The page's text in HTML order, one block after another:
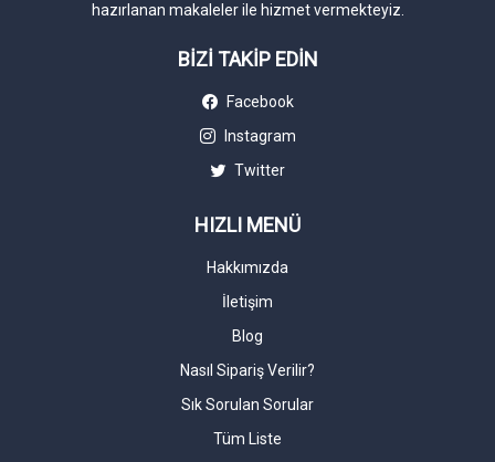
hazırlanan makaleler ile hizmet vermekteyiz.
BİZİ TAKİP EDİN
Facebook
Instagram
Twitter
HIZLI MENÜ
Hakkımızda
İletişim
Blog
Nasıl Sipariş Verilir?
Sık Sorulan Sorular
Tüm Liste